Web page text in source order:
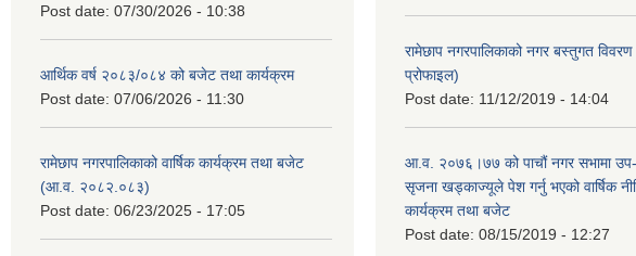
Post date: 07/30/2026 - 10:38
आर्थिक वर्ष २०८३/०८४ को बजेट तथा कार्यक्रम
Post date: 07/06/2026 - 11:30
रामेछाप नगरपालिकाको वार्षिक कार्यक्रम तथा बजेट
(आ.व. २०८२.०८३)
Post date: 06/23/2025 - 17:05
रामेछाप नगरपालिकाको नगर बस्तुगत
प्रोफाइल)
Post date: 11/12/2019 - 14:04
आ.व. २०७६।७७ को पाचौं नगर सभामा
सृजना खड्काज्यूले पेश गर्नु भएको वार्षिक
कार्यक्रम तथा बजेट
Post date: 08/15/2019 - 12:27